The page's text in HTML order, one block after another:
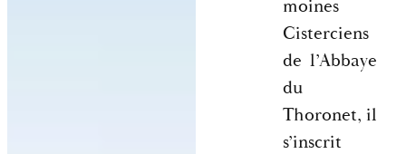
moines
Cisterciens
de l’Abbaye
du
Thoronet, il
s’inscrit